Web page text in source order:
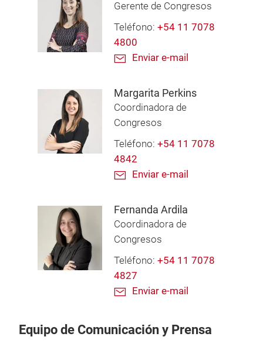
Gerente de Congresos
Teléfono: +54 11 7078
4800
Enviar e-mail
Margarita Perkins
Coordinadora de
Congresos
Teléfono: +54 11 7078
4842
Enviar e-mail
Fernanda Ardila
Coordinadora de
Congresos
Teléfono: +54 11 7078
4827
Enviar e-mail
Equipo de Comunicación y Prensa